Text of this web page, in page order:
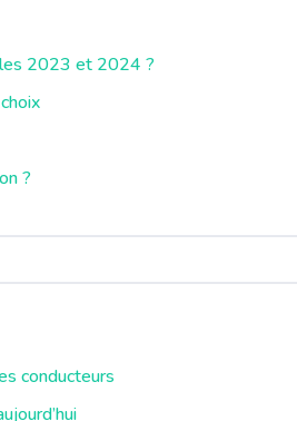
2023 et 2024 ?
?
conducteurs